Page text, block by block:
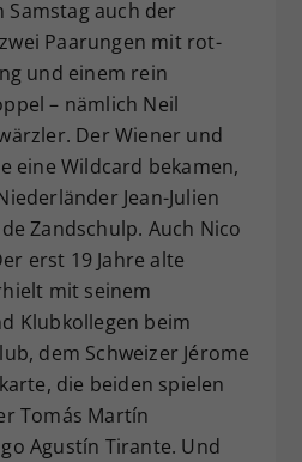
Samstag auch der
Paarungen mit rot-
und einem rein
– nämlich Neil
Der Wiener und
eine Wildcard bekamen,
Jean-Julien
Zandschulp. Auch Nico
erst 19 Jahre alte
mit seinem
Klubkollegen beim
dem Schweizer Jérome
die beiden spielen
Tomás Martín
Agustín Tirante. Und